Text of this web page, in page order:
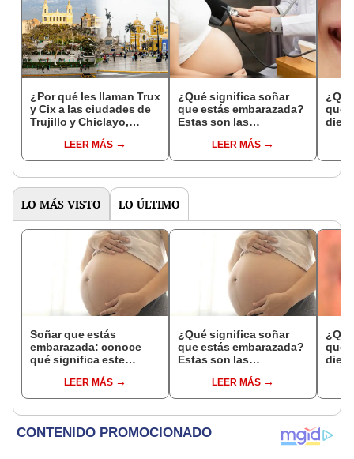
¿Por qué les llaman Trux
y Cix a las ciudades de
Trujillo y Chiclayo,
LEER MÁS
¿Qué significa soñar
que estás embarazada?
Estas son las
comunesLEER MÁS
que
LO MÁS VISTO LO ÚLTIMO
Soñar que estás
embarazada: conoce
qué significa este
LEER MÁS
¿Qué significa soñar
que estás embarazada?
Estas son las
comunesLEER MÁS
que